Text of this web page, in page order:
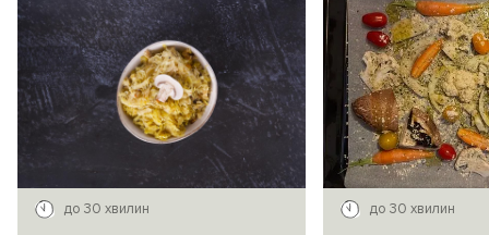
до 30 хвилин до 30 хвилин